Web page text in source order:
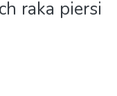
raka piersi